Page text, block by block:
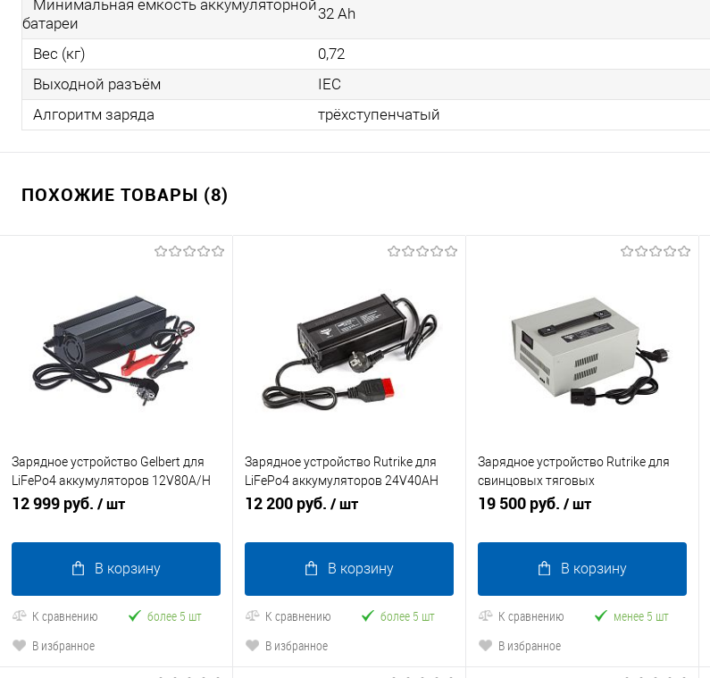
Минимальная емкость аккумуляторной
батареи
32 Ah
Вес (кг)
0,72
Выходной разъём
IEC
Алгоритм заряда
трёхступенчатый
ПОХОЖИЕ ТОВАРЫ (8)
Зарядное устройство Gelbert для
LiFePo4 аккумуляторов 12V80A/H
(15А)
12 999 руб. / шт
В корзину
К сравнению
более 5 шт
В избранное
Зарядное устройство Rutrike для
LiFePo4 аккумуляторов 24V40AH
(29.2V 12А) Anderson
12 200 руб. / шт
В корзину
К сравнению
более 5 шт
В избранное
Зарядное устройство Rutrike для
свинцовых тяговых
аккумуляторов 72V60A (8А)
19 500 руб. / шт
В корзину
К сравнению
менее 5 шт
В избранное